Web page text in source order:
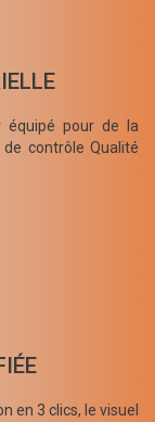
équipé pour de la
contrôle Qualité
en 3 clics, le visuel